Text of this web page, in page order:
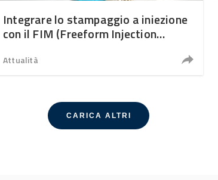
Integrare lo stampaggio a iniezione
con il FIM (Freeform Injection
Attualità
CARICA ALTRI